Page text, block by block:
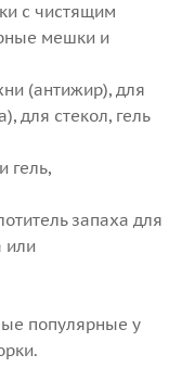
с чистящим
мешки и
(антижир), для
для стекол, гель
гель,
запаха для
или
популярные у